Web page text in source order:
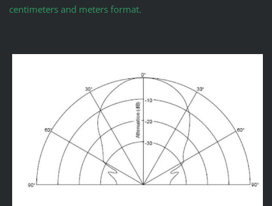
centimeters and meters format.